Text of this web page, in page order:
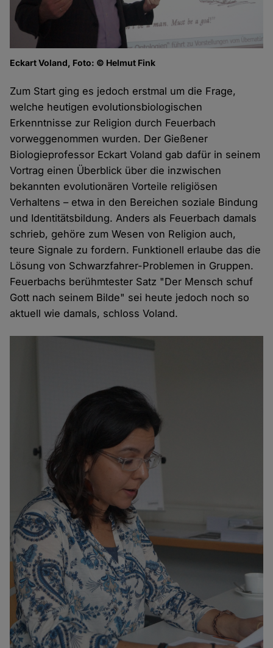
Eckart Voland, Foto: © Helmut Fink
Zum Start ging es jedoch erstmal um die Frage,
welche heutigen evolutionsbiologischen
Erkenntnisse zur Religion durch Feuerbach
vorweggenommen wurden. Der Gießener
Biologieprofessor Eckart Voland gab dafür in seinem
Vortrag einen Überblick über die inzwischen
bekannten evolutionären Vorteile religiösen
Verhaltens – etwa in den Bereichen soziale Bindung
und Identitätsbildung. Anders als Feuerbach damals
schrieb, gehöre zum Wesen von Religion auch,
teure Signale zu fordern. Funktionell erlaube das die
Lösung von Schwarzfahrer-Problemen in Gruppen.
Feuerbachs berühmtester Satz "Der Mensch schuf
Gott nach seinem Bilde" sei heute jedoch noch so
aktuell wie damals, schloss Voland.